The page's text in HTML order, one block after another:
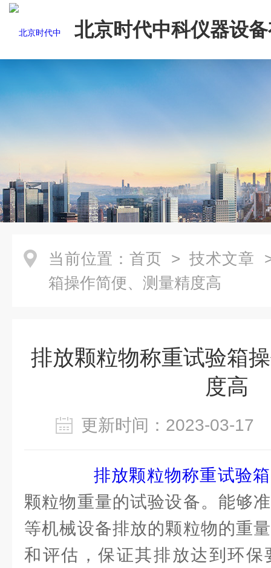
北京时代中科仪器设
司
当前位置： 首页 > 技术文章
箱操作简便、测量精度高
排放颗粒物称重试验箱
度高
更新时间：2023-03-
排放颗粒物称重试验箱
颗粒物重量的试验设备。能够
等机械设备排放的颗粒物的重
和评估，保证其排放达到环保